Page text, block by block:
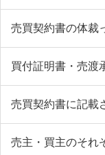
売買契約書の体裁
買付証明書・売渡
売買契約書に記載
売主・買主のそれ